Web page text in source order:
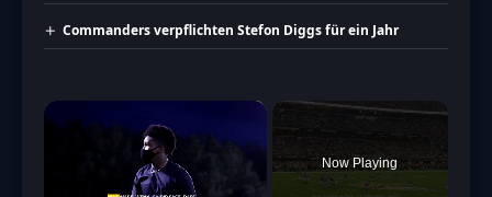
Commanders verpflichten Stefon Diggs für ein Jahr
×
Now Playing